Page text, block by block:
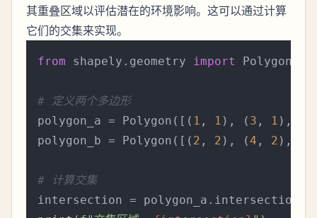
其重叠区域以评估潜在的环境影响。这可以通过计算
它们的交集来实现。
from shapely.geometry import Polygon
# 定义两个多边形
polygon_a = Polygon([( 1 , 1 ), ( 3 , 1 ), (
polygon_b = Polygon([( 2 , 2 ), (4 , 2 ), (
# 计算交集